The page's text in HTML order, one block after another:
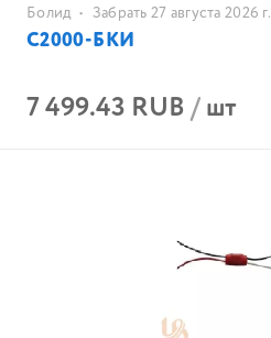
Болид • Забрать 27 августа 2026 г.
С2000-БКИ
7 499.43 RUB/шт